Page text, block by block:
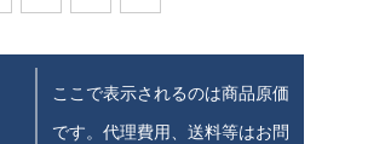
ここで表示されるのは商品原価
です。代理費用、送料等はお問